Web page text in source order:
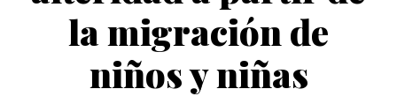
la migración de
niños y niñas